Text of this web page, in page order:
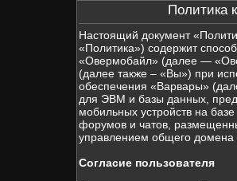
Политика
Настоящий документ
«Политика») содержит
«Овермобайл» (далее —
(далее также – «Вы») при
обеспечения «Варвары»
для ЭВМ и базы данных,
мобильных устройств на
форумов и чатов,
управлением общего
Согласие пользователя